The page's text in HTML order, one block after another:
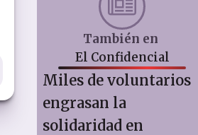
También en
El Confidencial
Miles de voluntarios
engrasan la
solidaridad en